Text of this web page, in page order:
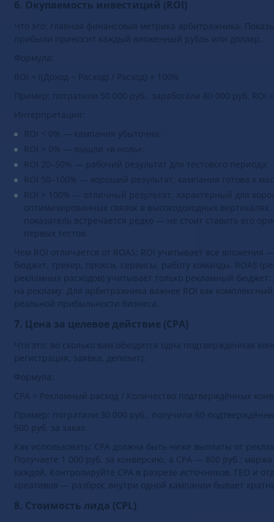
6. Окупаемость инвестиций (ROI)
Что это: главная финансовая метрика арбитражника.
прибыли приносит каждый вложенный рубль или доллар.
Формула:
ROI = ((Доход − Расход) / Расход) × 100%
Пример: потратили 50 000 руб., заработали 80 000 руб. ROI
Интерпретация:
ROI < 0% — кампания убыточна;
ROI 20–50% — рабочий результат для тестового периода;
ROI 50–100% — хороший результат, кампания готова к
ROI > 100% — отличный результат, характерный для
оптимизированных связок в высокодоходных вертикалях.
показатель встречается редко — не стоит ставить его
первых тестов.
Чем ROI отличается от ROAS: ROI учитывает все вложения
бюджет, трекер, прокси, сервисы, работу команды. ROAS
рекламных расходов) учитывает только рекламный бюджет:
на рекламу. Для арбитражника важнее ROI как комплексный
реальной прибыльности бизнеса.
7. Цена за целевое действие (CPA)
Что это: во сколько вам обходится одна подтверждённая
регистрация, заявка, депозит).
Формула:
CPA = Рекламный расход / Количество подтверждённых
Пример: потратили 30 000 руб., получили 60
500 руб. за заказ.
Как использовать: CPA должна быть ниже выплаты от
Получаете 1 000 руб. за конверсию, а CPA — 800 руб.: маржа
каждой. Контролируйте CPA в разрезе источников, ГЕО и
креативов — разброс внутри одной кампании бывает
8. Стоимость лида (CPL)